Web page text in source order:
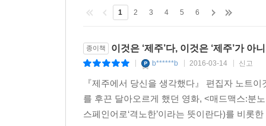
그러니 실제 노동 시간을 따져 보면 하루 15시간
쉼 없는 노동으로 내몬 가장 큰 이유일 듯싶다.
맛봤다는 불안감이 집요하게 따라다녔다. _ 본문
한 시인은 ‘인생은 저지르는 것’이라고 했다. 살
결행한다. 몸은 축내고 관계는 파탄 내는 서울
마음먹고 나니 못할 게 없어졌다. 저자가 서울을
1 2 3 4 5 6
종이책 이것은 ‘제주’다, 이것은 ‘제주’가
b******b 2016-03-14 신고
『제주에서 당신을 생각했다』 편집자 노트이
를 후끈 달아오르게 했던 영화, <매드맥스:분
스페인어로‘격노한’이라는 뜻이란다)를 비롯